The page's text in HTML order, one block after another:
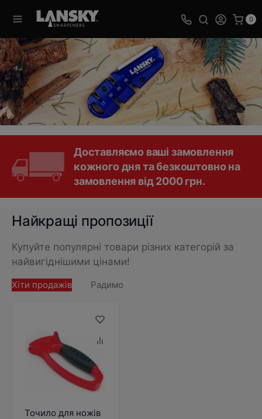
0
Доставляємо ваші замовлення
кожного дня та безкоштовно на
замовлення від 2000 грн.
Найкращі пропозиції
Купуйте популярні товари різних категорій за
найвигіднішими цінами!
Хіти продажів Радимо
Точило для ножів